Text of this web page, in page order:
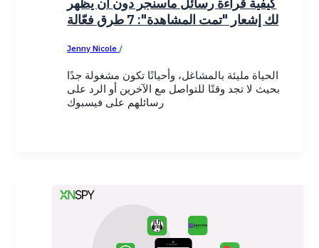
لك إشعار "تمت المشاهدة": 7 طرق فعّالة
Jenny Nicole /
الحياة مليئة بالمشاغل، وأحيانًا تكون مشغولة جدًا
بحيث لا تجد وقتًا للتواصل مع الآخرين أو الرد على
رسائلهم على فيسبوك